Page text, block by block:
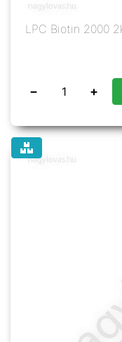
LPC Biotin 2000
− +